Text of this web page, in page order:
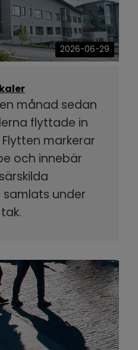
2026-06-29
månad sedan
flyttade in
markerar
och innebär
under